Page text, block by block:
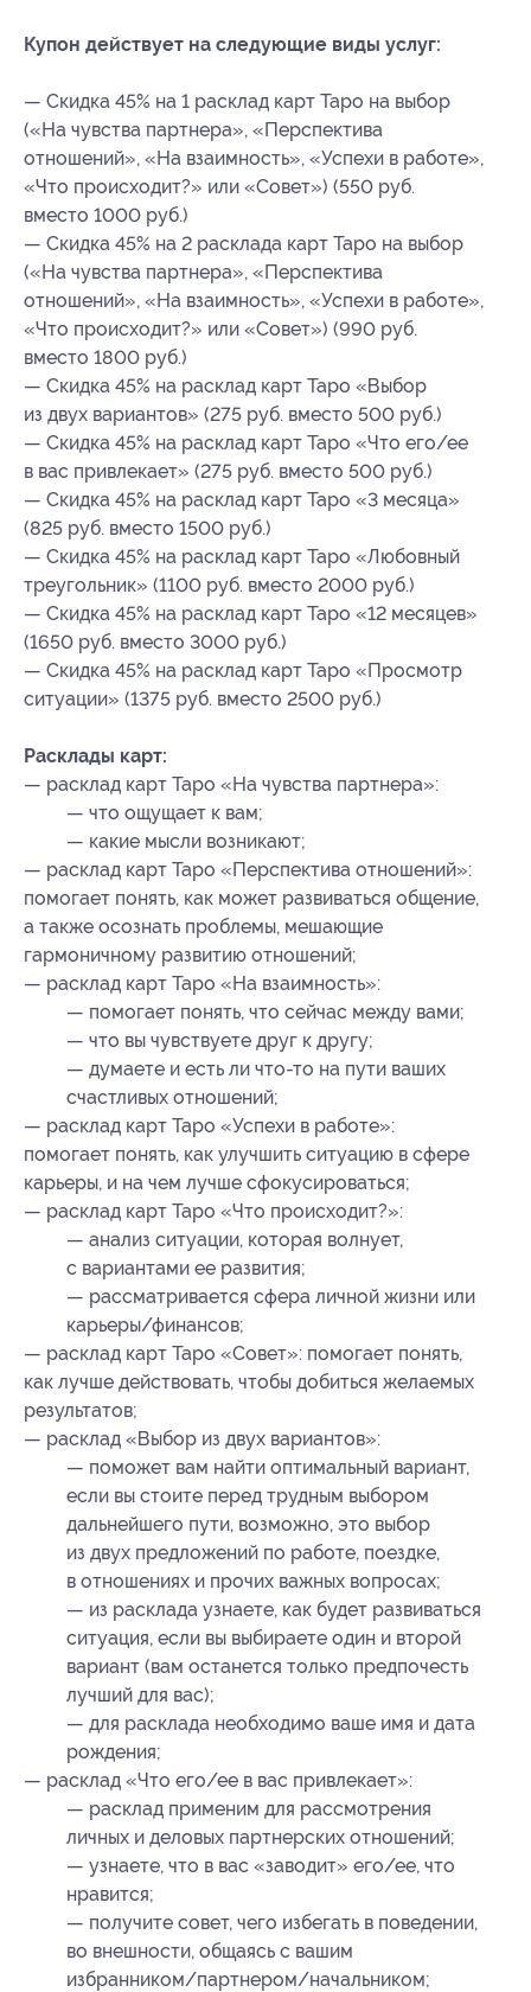
Купон действует на следующие виды услуг:
— Скидка 45% на 1 расклад карт Таро на выбор
(«На чувства партнера», «Перспектива
отношений», «На взаимность», «Успехи в работе»,
«Что происходит?» или «Совет») (550 руб.
вместо 1000 руб.)
— Скидка 45% на 2 расклада карт Таро на выбор
(«На чувства партнера», «Перспектива
отношений», «На взаимность», «Успехи в работе»,
«Что происходит?» или «Совет») (990 руб.
вместо 1800 руб.)
— Скидка 45% на расклад карт Таро «Выбор
из двух вариантов» (275 руб. вместо 500 руб.)
— Скидка 45% на расклад карт Таро «Что его/ее
в вас привлекает» (275 руб. вместо 500 руб.)
— Скидка 45% на расклад карт Таро «3 месяца»
(825 руб. вместо 1500 руб.)
— Скидка 45% на расклад карт Таро «Любовный
треугольник» (1100 руб. вместо 2000 руб.)
— Скидка 45% на расклад карт Таро «12 месяцев»
(1650 руб. вместо 3000 руб.)
— Скидка 45% на расклад карт Таро «Просмотр
ситуации» (1375 руб. вместо 2500 руб.)
Расклады карт:
— расклад карт Таро «На чувства партнера»:
— что ощущает к вам;
— какие мысли возникают;
— расклад карт Таро «Перспектива отношений»:
помогает понять, как может развиваться общение,
а также осознать проблемы, мешающие
гармоничному развитию отношений;
— расклад карт Таро «На взаимность»:
— помогает понять, что сейчас между вами;
— что вы чувствуете друг к другу;
— думаете и есть ли что-то на пути ваших
счастливых отношений;
— расклад карт Таро «Успехи в работе»:
помогает понять, как улучшить ситуацию в сфере
карьеры, и на чем лучше сфокусироваться;
— расклад карт Таро «Что происходит?»:
— анализ ситуации, которая волнует,
с вариантами ее развития;
— рассматривается сфера личной жизни или
карьеры/финансов;
— расклад карт Таро «Совет»: помогает понять,
как лучше действовать, чтобы добиться желаемых
результатов;
— расклад «Выбор из двух вариантов»:
— поможет вам найти оптимальный вариант,
если вы стоите перед трудным выбором
дальнейшего пути, возможно, это выбор
из двух предложений по работе, поездке,
в отношениях и прочих важных вопросах;
— из расклада узнаете, как будет развиваться
ситуация, если вы выбираете один и второй
вариант (вам останется только предпочесть
лучший для вас);
— для расклада необходимо ваше имя и дата
рождения;
— расклад «Что его/ее в вас привлекает»:
— расклад применим для рассмотрения
личных и деловых партнерских отношений;
— узнаете, что в вас «заводит» его/ее, что
нравится;
— получите совет, чего избегать в поведении,
во внешности, общаясь с вашим
избранником/партнером/начальником;